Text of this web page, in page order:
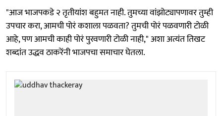
"आज भाजपकडे २ तृतीयांश बहुमत नाही. तुमच्या वांझोट्यापणावर तुम्ही
उपचार करा, आमची पोरं कशाला पळवता? तुमची पोरं पळवणारी टोळी
आहे, पण आमची काही पोरं पुरवणारी टोळी नाही," अशा अत्यंत तिखट
शब्दांत उद्धव ठाकरेंनी भाजपचा समाचार घेतला.